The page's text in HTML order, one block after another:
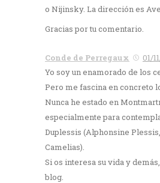
o Nijinsky. La dirección es
Gracias por tu comentario.
Conde de Perregaux
01/
Yo soy un enamorado de los
Pero me fascina en concreto
Nunca he estado en
especialmente para
Duplessis (Alphonsine
Camelias).
Si os interesa su vida y
blog.